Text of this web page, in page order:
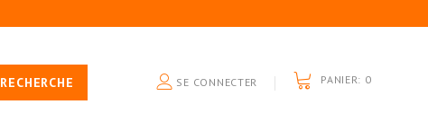
RECHERCHE SE CONNECTER PANIER: 0